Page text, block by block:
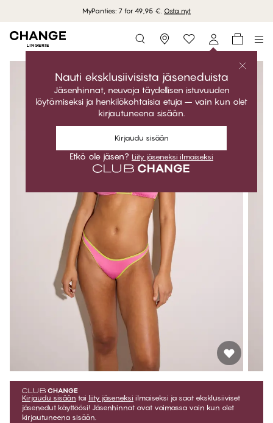
MyPanties: 7 for 49,95 €. Osta nyt
Storefinder
Nauti eksklusiivisista jäseneduista
Jäsenhinnat, neuvoja täydellisen istuvuuden
löytämiseksi ja henkilökohtaisia etuja – vain kun olet
kirjautuneena sisään.
Kirjaudu sisään
Etkö ole jäsen? Liity jäseneksi ilmaiseksi
Kirjaudu sisään tai liity jäseneksi ilmaiseksi ja saat eksklusiiviset
jäsenedut käyttöösi! Jäsenhinnat ovat voimassa vain kun olet
kirjautuneena sisään.